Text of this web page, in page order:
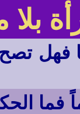
بلا
فهل
فما